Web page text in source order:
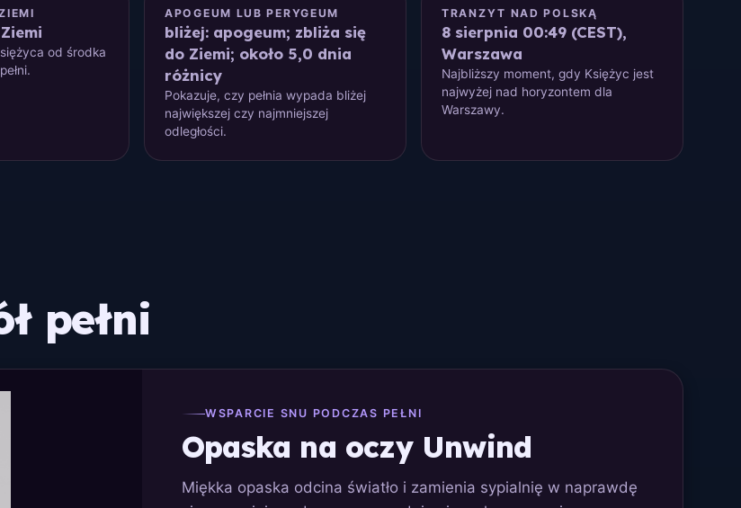
od środka
APOGEUM LUB PERYGEUM
bliżej: apogeum; zbliża się
do Ziemi; około 5,0 dnia
różnicy
Pokazuje, czy pełnia wypada bliżej
największej czy najmniejszej
odległości.
TRANZYT NAD POLSKĄ
8 sierpnia 00:49 (CEST),
Warszawa
Najbliższy moment, gdy Księżyc jest
najwyżej nad horyzontem dla
Warszawy.
pełni
WSPARCIE SNU PODCZAS PEŁNI
Opaska na oczy Unwind
Miękka opaska odcina światło i zamienia sypialnię w naprawdę